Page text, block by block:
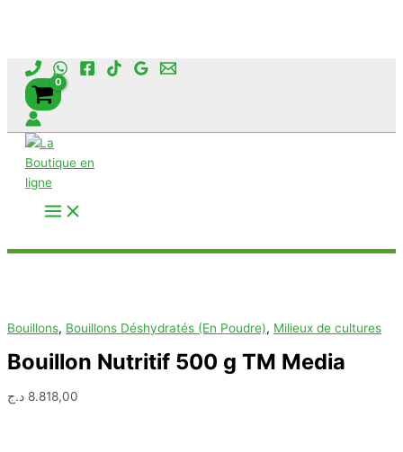
Aller
contenu
Bouillons, Bouillons Déshydratés (En Poudre), Milieux de cultures
Bouillon Nutritif 500 g TM Media
8.818,00 د.ج